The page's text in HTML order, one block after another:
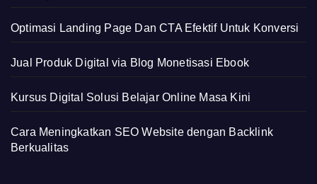
Optimasi Landing Page Dan CTA Efektif Untuk Konversi
Jual Produk Digital via Blog Monetisasi Ebook
Kursus Digital Solusi Belajar Online Masa Kini
Cara Meningkatkan SEO Website dengan Backlink
Berkualitas